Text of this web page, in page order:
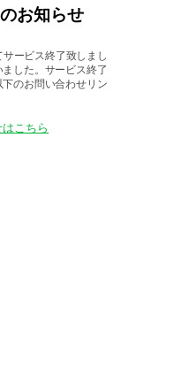
お知らせ
ービス終了致しまし
した。サービス終了
のお問い合わせリン
こちら